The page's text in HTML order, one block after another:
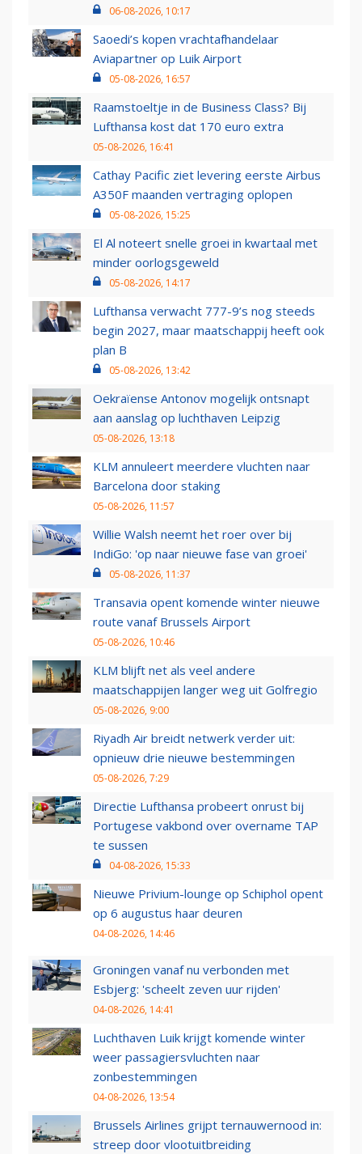
06-08-2026, 10:17
Saoedi’s kopen vrachtafhandelaar
Aviapartner op Luik Airport
05-08-2026, 16:57
Raamstoeltje in de Business Class? Bij
Lufthansa kost dat 170 euro extra
05-08-2026, 16:41
Cathay Pacific ziet levering eerste Airbus
A350F maanden vertraging oplopen
05-08-2026, 15:25
El Al noteert snelle groei in kwartaal met
minder oorlogsgeweld
05-08-2026, 14:17
Lufthansa verwacht 777-9’s nog steeds
begin 2027, maar maatschappij heeft ook
plan B
05-08-2026, 13:42
Oekraïense Antonov mogelijk ontsnapt
aan aanslag op luchthaven Leipzig
05-08-2026, 13:18
KLM annuleert meerdere vluchten naar
Barcelona door staking
05-08-2026, 11:57
Willie Walsh neemt het roer over bij
IndiGo: 'op naar nieuwe fase van groei'
05-08-2026, 11:37
Transavia opent komende winter nieuwe
route vanaf Brussels Airport
05-08-2026, 10:46
KLM blijft net als veel andere
maatschappijen langer weg uit Golfregio
05-08-2026, 9:00
Riyadh Air breidt netwerk verder uit:
opnieuw drie nieuwe bestemmingen
05-08-2026, 7:29
Directie Lufthansa probeert onrust bij
Portugese vakbond over overname TAP
te sussen
04-08-2026, 15:33
Nieuwe Privium-lounge op Schiphol opent
op 6 augustus haar deuren
04-08-2026, 14:46
Groningen vanaf nu verbonden met
Esbjerg: 'scheelt zeven uur rijden'
04-08-2026, 14:41
Luchthaven Luik krijgt komende winter
weer passagiersvluchten naar
zonbestemmingen
04-08-2026, 13:54
Brussels Airlines grijpt ternauwernood in:
streep door vlootuitbreiding